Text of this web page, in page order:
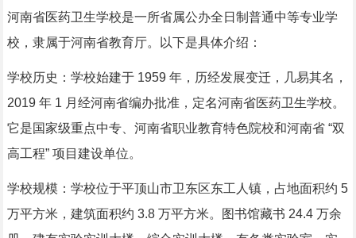
河南省医药卫生学校是一所省属公办全日制普通中等专业学
校，隶属于河南省教育厅。以下是具体介绍：
学校历史：学校始建于 1959 年，历经发展变迁，几易其名，
2019 年 1 月经河南省编办批准，定名河南省医药卫生学校。
它是国家级重点中专、河南省职业教育特色院校和河南省 “双
高工程” 项目建设单位。
学校规模：学校位于平顶山市卫东区东工人镇，占地面积约 5
万平方米，建筑面积约 3.8 万平方米。图书馆藏书 24.4 万余